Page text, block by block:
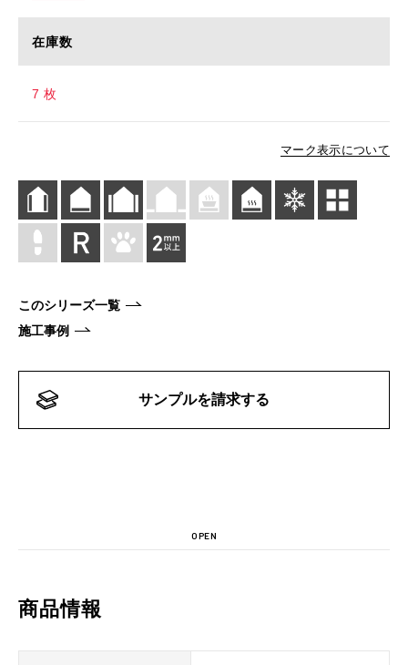
在庫数
7 枚
マーク表示について
このシリーズ一覧
施工事例
サンプルを請求する
OPEN
商品情報